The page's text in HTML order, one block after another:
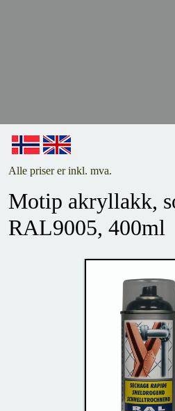
Alle priser er inkl. mva.
Motip akryllakk,
RAL9005, 400ml